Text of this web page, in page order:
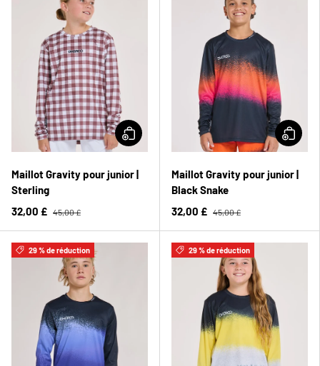
Maillot Gravity pour junior |
Sterling
32,00 £ 45,00 £
Maillot Gravity pour junior |
Black Snake
32,00 £ 45,00 £
29 % de réduction 29 % de réduction